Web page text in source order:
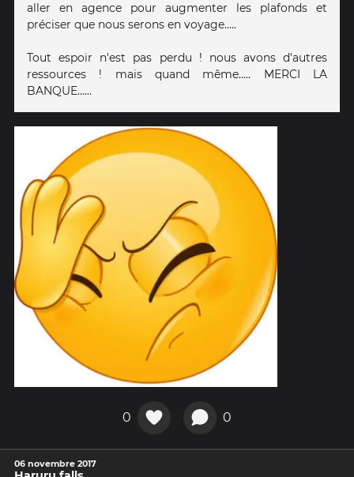
aller en agence pour augmenter les plafonds et
préciser que nous serons en voyage.....
Tout espoir n'est pas perdu ! nous avons d'autres
ressources ! mais quand même..... MERCI LA
BANQUE......
0 0
06 novembre 2017